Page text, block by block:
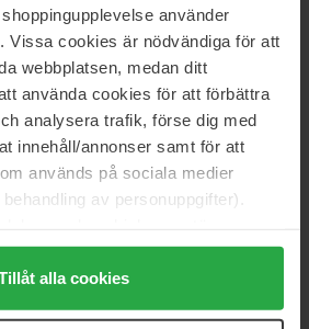
använder
Vissa cookies är nödvändiga för att
webbplatsen, medan ditt
använda cookies för att förbättra
analysera trafik, förse dig med
innehåll/annonser samt för att
används på sociala medier
av personuppgifter).
alla cookies" accepterar du
under "Detaljer" kan anpassa
Du kan när som helst återkalla
alla cookies
OP DE HOOGTE
direct in je inbox ontvangen?
trends, tips en exclusieve